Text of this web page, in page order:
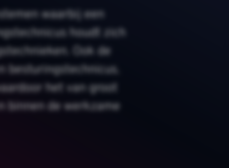
waarbij een
houdt zich
Ook de
besturingstechnicus.
het van groot
binnen de werkzame